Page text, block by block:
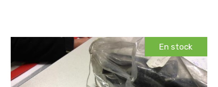
En stock